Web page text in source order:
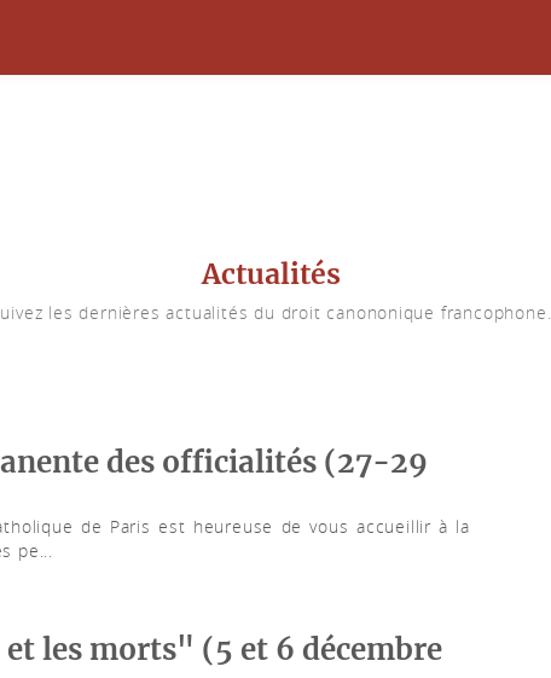
Actualités
les dernières actualités du droit canononique francophone.
des officialités (27-29
de Paris est heureuse de vous accueillir à la
pe...
les morts" (5 et 6 décembre